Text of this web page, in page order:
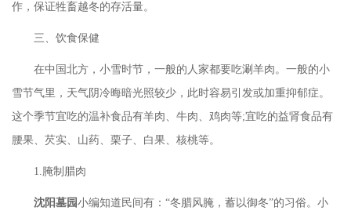
作，保证牲畜越冬的存活量。
三、饮食保健
在中国北方，小雪时节，一般的人家都要吃涮羊肉。一般的小
雪节气里，天气阴冷晦暗光照较少，此时容易引发或加重抑郁症。
这个季节宜吃的温补食品有羊肉、牛肉、鸡肉等;宜吃的益肾食品有
腰果、芡实、山药、栗子、白果、核桃等。
1.腌制腊肉
沈阳墓园小编知道民间有：“冬腊风腌，蓄以御冬”的习俗。小